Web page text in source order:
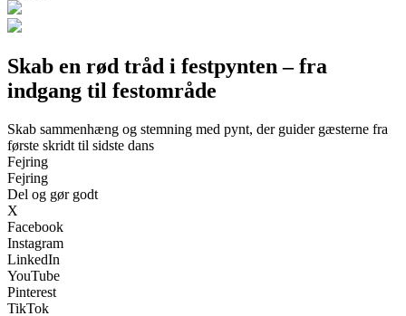
Skab en rød tråd i festpynten – fra
indgang til festområde
Skab sammenhæng og stemning med pynt, der guider gæsterne fra
første skridt til sidste dans
Fejring
Fejring
Del og gør godt
X
Facebook
Instagram
LinkedIn
YouTube
Pinterest
TikTok